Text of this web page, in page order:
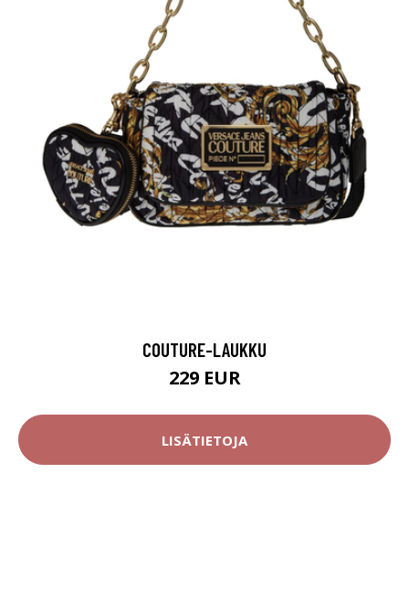
COUTURE-LAUKKU
229 EUR
LISÄTIETOJA